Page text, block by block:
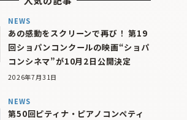
NEWS
あの感動をスクリーンで再び！ 第19
回ショパンコンクールの映画“ショパ
コンシネマ”が10月2日公開決定
2026年7月31日
NEWS
第50回ピティナ・ピアノコンペティ